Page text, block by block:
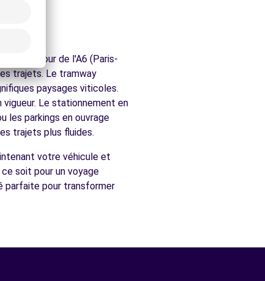
carrefour de l'A6 (Paris-
trajets. Le tramway
paysages viticoles.
Le stationnement en
les parkings en ouvrage
trajets plus fluides.
votre véhicule et
soit pour un voyage
parfaite pour transformer